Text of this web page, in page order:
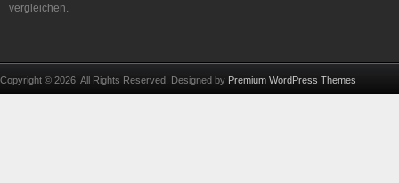
vergleichen.
Copyright © 2026. All Rights Reserved. Designed by Premium WordPress Themes